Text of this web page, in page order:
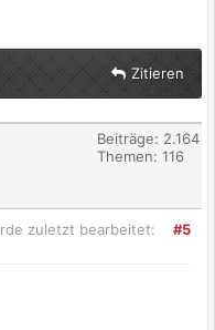
Zitieren
Beiträge: 2.164
Themen: 116
#5
zuletzt bearbeitet: